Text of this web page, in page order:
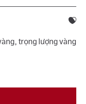
trọng lượng vàng